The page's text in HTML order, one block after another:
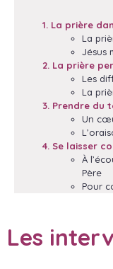
1. La prière
La
Jésus
2. La prière
Les
La
3. Prendre du
Un
4. Se laisser
À
Père
Pour
Les